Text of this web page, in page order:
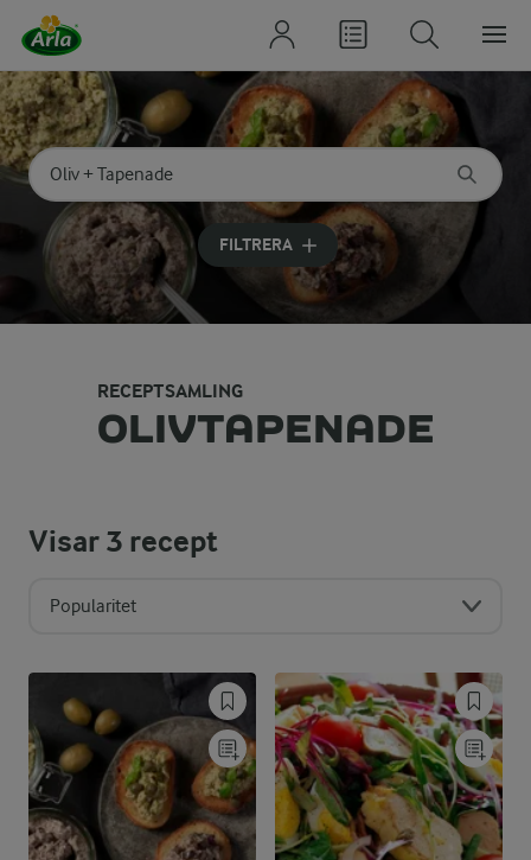
Sök på kategori eller ingrediens
Skriv in sökord för att få förslag
FILTRERA
RECEPTSAMLING
OLIVTAPENADE
Visar3 recept
Popularitet